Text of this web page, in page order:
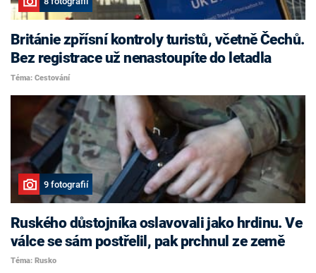
Británie zpřísní kontroly turistů, včetně Čechů.
Bez registrace už nenastoupíte do letadla
Téma: Cestování
9 fotografií
Ruského důstojníka oslavovali jako hrdinu. Ve
válce se sám postřelil, pak prchnul ze země
Téma: Rusko